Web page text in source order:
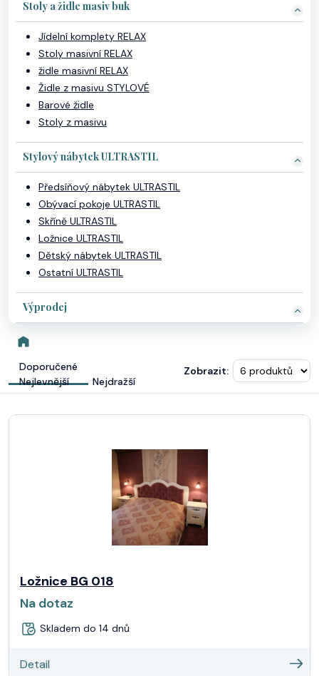
Stoly a židle masiv buk
Jídelní komplety RELAX
Stoly masivní RELAX
židle masivní RELAX
Židle z masivu STYLOVÉ
Barové židle
Stoly z masivu
Stylový nábytek ULTRASTIL
Předsíňový nábytek ULTRASTIL
Obývací pokoje ULTRASTIL
Skříně ULTRASTIL
Ložnice ULTRASTIL
Dětský nábytek ULTRASTIL
Ostatní ULTRASTIL
Výprodej
Doporučené
Nejlevnější
Nejdražší
Zobrazit:
Ložnice BG 018
Na dotaz
Skladem do 14 dnů
Detail